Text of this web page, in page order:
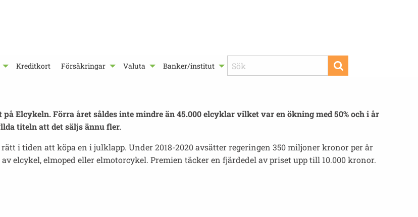
Kreditkort Försäkringar Valuta Banker/institut
Elcykeln. Förra året såldes inte mindre än 45.000 elcyklar vilket var en ökning med 50% och i år
titeln att det säljs ännu fler.
i tiden att köpa en i julklapp. Under 2018-2020 avsätter regeringen 350 miljoner kronor per år
elcykel, elmoped eller elmotorcykel. Premien täcker en fjärdedel av priset upp till 10.000 kronor.